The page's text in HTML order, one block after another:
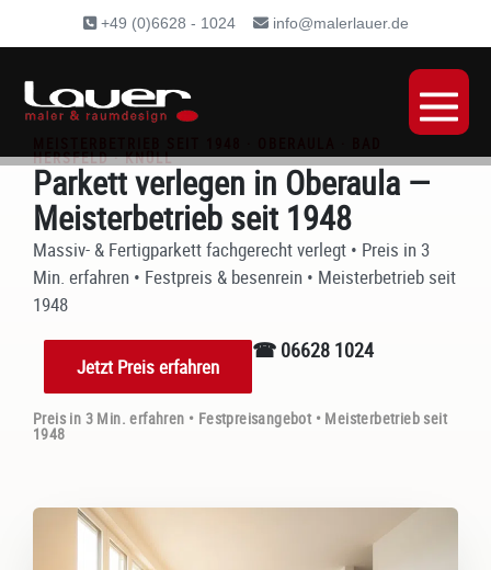
+49 (0)6628 - 1024 info@malerlauer.de
HERSFELD · KNÜLL
Parkett verlegen in Oberaula —
Meisterbetrieb seit 1948
Massiv- & Fertigparkett fachgerecht verlegt • Preis in 3
Min. erfahren • Festpreis & besenrein • Meisterbetrieb seit
1948
Jetzt Preis erfahren
☎ 06628 1024
Preis in 3 Min. erfahren • Festpreisangebot • Meisterbetrieb seit
1948